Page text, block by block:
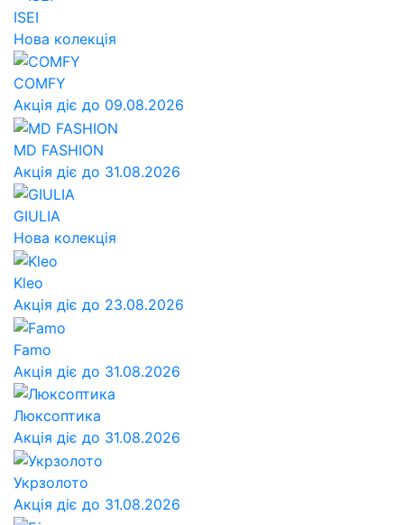
ISEI
Нова колекція
COMFY
Акція діє до 09.08.2026
MD FASHION
Акція діє до 31.08.2026
GIULIA
Нова колекція
Kleo
Акція діє до 23.08.2026
Famo
Акція діє до 31.08.2026
Люксоптика
Акція діє до 31.08.2026
Укрзолото
Акція діє до 31.08.2026